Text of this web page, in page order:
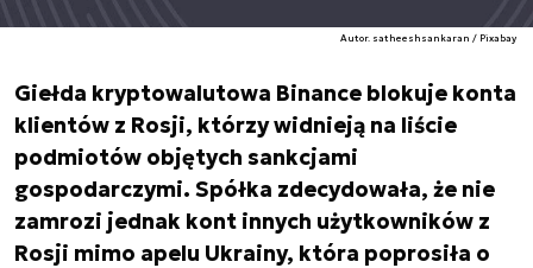
Autor. satheeshsankaran / Pixabay
Giełda kryptowalutowa Binance blokuje konta
klientów z Rosji, którzy widnieją na liście
podmiotów objętych sankcjami
gospodarczymi. Spółka zdecydowała, że nie
zamrozi jednak kont innych użytkowników z
Rosji mimo apelu Ukrainy, która poprosiła o